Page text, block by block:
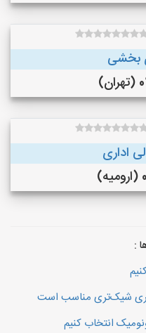
بخشی
اداری
:
شیک‌تری مناسب است
انتخاب کنیم